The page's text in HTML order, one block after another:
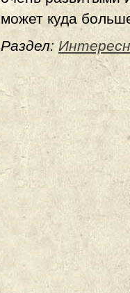
может куда
Раздел: